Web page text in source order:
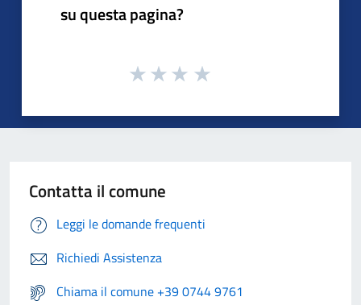
su questa pagina?
Contatta il comune
Leggi le domande frequenti
Richiedi Assistenza
Chiama il comune +39 0744 9761